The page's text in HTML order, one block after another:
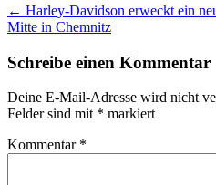
Post
navigation
← Harley-Davidson erweckt ein
Mitte in Chemnitz
Schreibe einen Kommentar
Deine E-Mail-Adresse wird nicht
Felder sind mit * markiert
Kommentar *